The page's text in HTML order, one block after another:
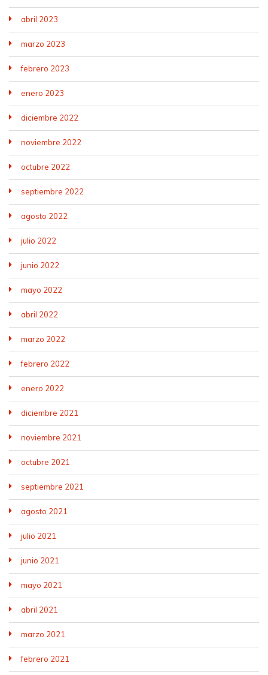
abril 2023
marzo 2023
febrero 2023
enero 2023
diciembre 2022
noviembre 2022
octubre 2022
septiembre 2022
agosto 2022
julio 2022
junio 2022
mayo 2022
abril 2022
marzo 2022
febrero 2022
enero 2022
diciembre 2021
noviembre 2021
octubre 2021
septiembre 2021
agosto 2021
julio 2021
junio 2021
mayo 2021
abril 2021
marzo 2021
febrero 2021